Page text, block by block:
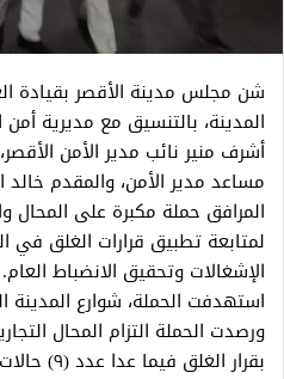
شن مجلس مدينة الأقصر بقيادة
المدينة، بالتنسيق مع مديرية أمن
أشرف منير نائب مدير الأمن
مساعد مدير الأمن، والمقدم
المرافق حملة مكبرة على المحال
لمتابعة تطبيق قرارات الغلق في
الإشغالات وتحقيق الانضباط العام.
استهدفت الحملة، شوارع المدينة
ورصدت الحملة التزام المحال
بقرار الغلق فيما عدا عدد (٩) حالات مخالفة لقرار الغلق،